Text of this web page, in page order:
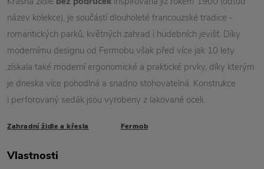
název kolekce), je součástí dlouholeté francouzské tradice -
romantických parků, květných zahrad i hudebních jevišť. Díky
modernímu designu od Fermobu však před více jak 10 lety
získala také moderní ergonomické a praktické prvky, díky kterým
je dneska více pohodlná a snadno stohovatelná. Konstrukce
i perforovaný sedák jsou vyrobeny z lakované oceli.
Zahradní židle a křesla Fermob
Vlastnosti